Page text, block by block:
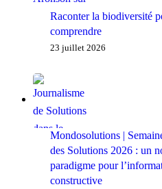
Raconter la biodiversité
comprendre
23 juillet 2026
Mondosolutions |
des Solutions 2026 : un
paradigme pour
constructive